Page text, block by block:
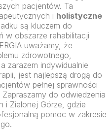
pacjentów. Ta
i holistyczne
są kluczem do
w obszarze rehabilitacji
uważamy, że
zdrowotnego,
zarazem indywidualnie
jest najlepszą drogą do
pełnej sprawności
do odwiedzenia
i Zielonej Górze, gdzie
pomoc w zakresie